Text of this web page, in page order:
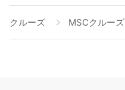
クルーズ MSCクルーズ